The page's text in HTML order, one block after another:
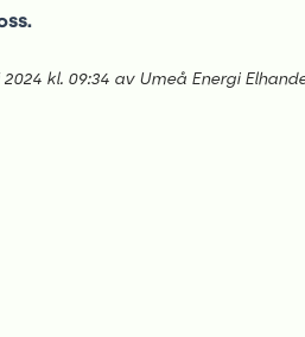
kl. 09:34 av Umeå Energi